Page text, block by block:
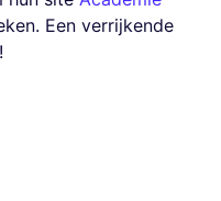
Een verrijkende